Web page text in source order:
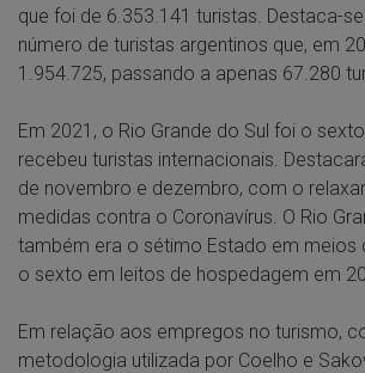
que foi de 6.353.141 turistas. Destaca-
número de turistas argentinos que, em
1.954.725, passando a apenas 67.280
Em 2021, o Rio Grande do Sul foi o
recebeu turistas internacionais.
de novembro e dezembro, com o
medidas contra o Coronavírus. O Rio
também era o sétimo Estado em meios
o sexto em leitos de hospedagem em
Em relação aos empregos no turismo,
metodologia utilizada por Coelho e